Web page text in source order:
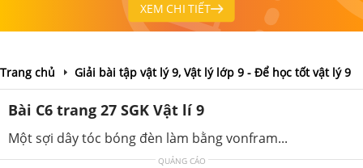
XEM CHI TIẾT
Trang chủ Giải bài tập vật lý 9, Vật lý lớp 9 - Để học tốt vật lý 9
Bài C6 trang 27 SGK Vật lí 9
Một sợi dây tóc bóng đèn làm bằng vonfram...
QUẢNG CÁO